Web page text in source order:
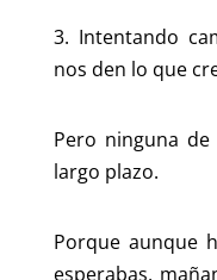
3. Intentando
nos den lo que
Pero ninguna
largo plazo.
Porque aunque
esperabas,